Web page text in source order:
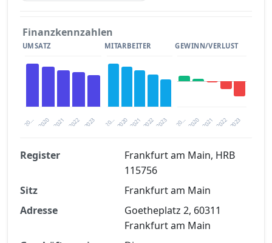
Finanzkennzahlen
UMSATZ
20… 2021 2023
2020 2022
MITARBEITER
20… 2021 2023
2020 2022
GEWINN/VERLUST
20… 2021 2023
2020 2022
Finanzkennzahlen nach kostenloser
Registrierung verfügbar
Jetzt kostenlos registrieren
Register
Frankfurt am Main, HRB
115756
Sitz
Frankfurt am Main
Adresse
Goetheplatz 2, 60311
Frankfurt am Main